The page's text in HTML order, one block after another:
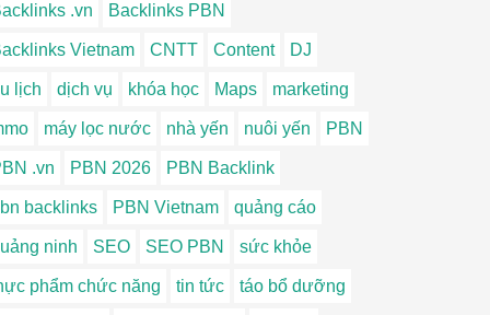
.vn Backlinks PBN
Vietnam CNTT Content DJ
lịch dịch vụ khóa học Maps marketing
máy lọc nước nhà yến nuôi yến PBN
.vn PBN 2026 PBN Backlink
backlinks PBN Vietnam quảng cáo
ninh SEO SEO PBN sức khỏe
phẩm chức năng tin tức táo bổ dưỡng